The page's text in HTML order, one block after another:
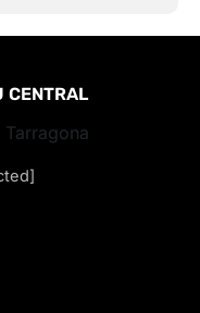
CENTRAL